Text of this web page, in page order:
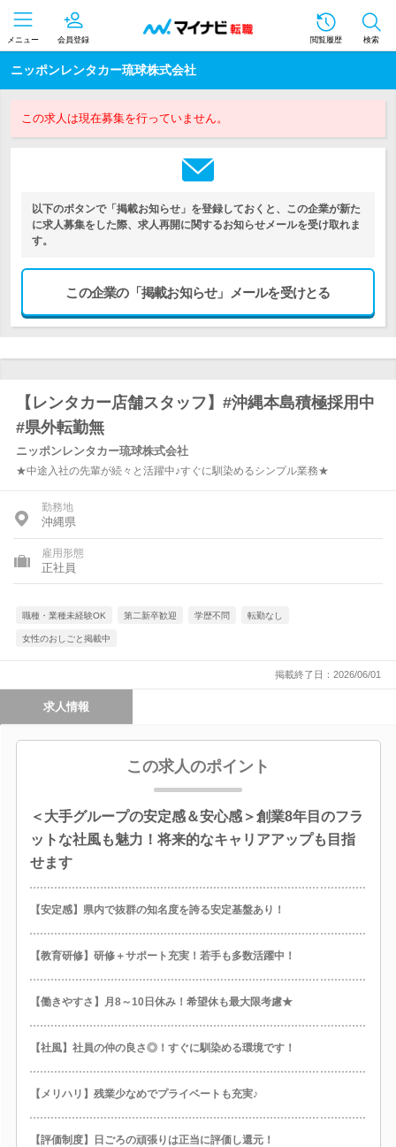
メニュー 会員登録 閲覧履歴 検索
ニッポンレンタカー琉球株式会社
この求人は現在募集を行っていません。
以下のボタンで「掲載お知らせ」を登録しておくと、この企業が新た
に求人募集をした際、求人再開に関するお知らせメールを受け取れま
す。
この企業の「掲載お知らせ」メールを受けとる
【レンタカー店舗スタッフ】#沖縄本島積極採用中
#県外転勤無
ニッポンレンタカー琉球株式会社
★中途入社の先輩が続々と活躍中♪すぐに馴染めるシンプル業務★
勤務地
沖縄県
雇用形態
正社員
職種・業種未経験OK 第二新卒歓迎 学歴不問 転勤なし
女性のおしごと掲載中
掲載終了日：2026/06/01
求人情報
この求人のポイント
＜大手グループの安定感＆安心感＞創業8年目のフラ
ットな社風も魅力！将来的なキャリアアップも目指
せます
【安定感】県内で抜群の知名度を誇る安定基盤あり！
【教育研修】研修＋サポート充実！若手も多数活躍中！
【働きやすさ】月8～10日休み！希望休も最大限考慮★
【社風】社員の仲の良さ◎！すぐに馴染める環境です！
【メリハリ】残業少なめでプライベートも充実♪
【評価制度】日ごろの頑張りは正当に評価し還元！